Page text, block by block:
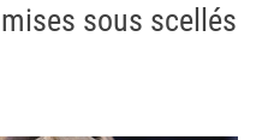
sous scellés